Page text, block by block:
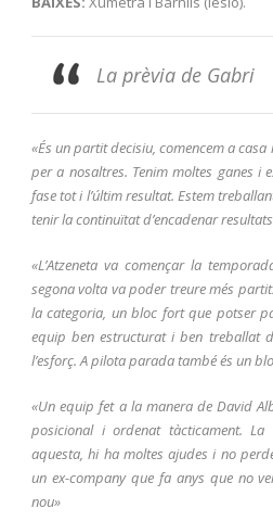
La prèvia de Gabri
«És un partit decisiu, comencem a
per a nosaltres. Tenim moltes ganes i
fase tot i l’últim resultat. Estem
tenir la continuïtat d’encadenar
«L’Atzeneta va començar la
segona volta va poder treure més
la categoria, un bloc fort que potser
equip ben estructurat i ben treballat
l’esforç. A pilota parada també és un
«Un equip fet a la manera de David
posicional i ordenat tàcticament. La
aquesta, hi ha moltes ajudes i no
un ex-company que fa anys que no
nou»